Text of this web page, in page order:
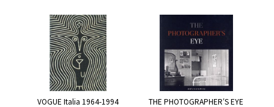
VOGUE Italia 1964-1994
THE PHOTOGRAPHER′S EYE